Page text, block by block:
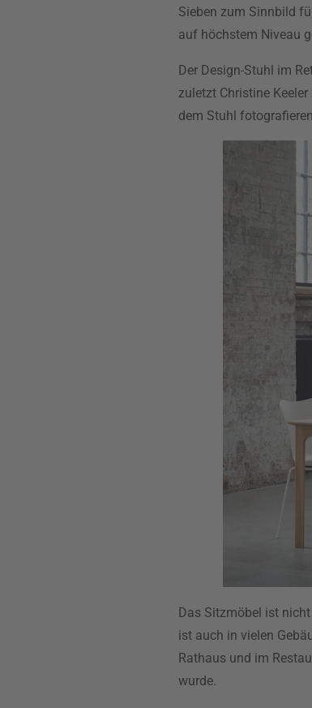
Sieben zum Sinnbild
auf höchstem Niveau
Der Design-Stuhl im
zuletzt Christine
dem Stuhl
Das Sitzmöbel ist
ist auch in vielen
Rathaus und im
wurde.